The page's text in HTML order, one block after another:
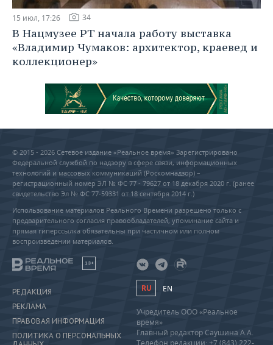
15 июл, 17:26 34
В Нацмузее РТ начала работу выставка
«Владимир Чумаков: архитектор, краевед и
коллекционер»
© 2015 - 2026 Сетевое издание «Реальное время» Зарегистрировано
Федеральной службой по надзору в сфере связи, информационных
технологий и массовых коммуникаций (Роскомнадзор) –
регистрационный номер ЭЛ № ФС 77 - 79627 от 18 декабря 2020 г. (ранее
свидетельство Эл № ФС 77-59331 от 18 сентября 2014 г.)
Использование материалов Реального Времени разрешено только с
предварительного согласия правообладателей, упоминание сайта и
прямая гиперссылка обязательны при частичном или полном
воспроизведении материалов.
18+
РЕДАКЦИЯ
РЕКЛАМА
ПРАВОВАЯ ИНФОРМАЦИЯ
ПОЛИТИКА О ПЕРСОНАЛЬНЫХ
RU EN
Учредитель ООО «Реальное
время»
Главный редактор Саушина А.А.